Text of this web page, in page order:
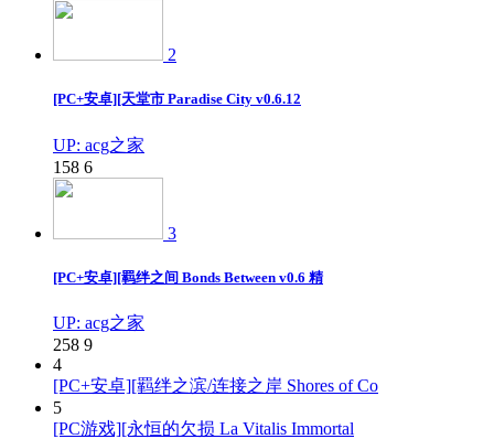
2
[PC+安卓][天堂市 Paradise City v0.6.12
UP: acg之家
158 6
3
[PC+安卓][羁绊之间 Bonds Between v0.6 精
UP: acg之家
258 9
4
[PC+安卓][羁绊之滨/连接之岸 Shores of Co
5
[PC游戏][永恒的欠损 La Vitalis Immortal